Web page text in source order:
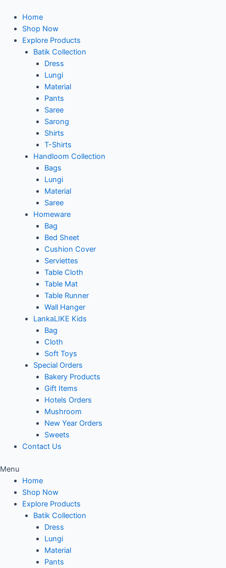
content
Home
Shop Now
Explore Products
Batik Collection
Dress
Lungi
Material
Pants
Saree
Sarong
Shirts
T-Shirts
Handloom Collection
Bags
Lungi
Material
Saree
Homeware
Bag
Bed Sheet
Cushion Cover
Serviettes
Table Cloth
Table Mat
Table Runner
Wall Hanger
LankaLIKE Kids
Bag
Cloth
Soft Toys
Special Orders
Bakery Products
Gift Items
Hotels Orders
Mushroom
New Year Orders
Sweets
Contact Us
Menu
Home
Shop Now
Explore Products
Batik Collection
Dress
Lungi
Material
Pants